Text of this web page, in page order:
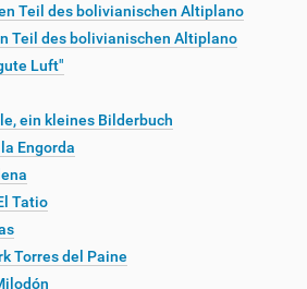
Teil des bolivianischen Altiplano
Teil des bolivianischen Altiplano
Luft"
ein kleines Bilderbuch
Engorda
Tatio
Torres del Paine